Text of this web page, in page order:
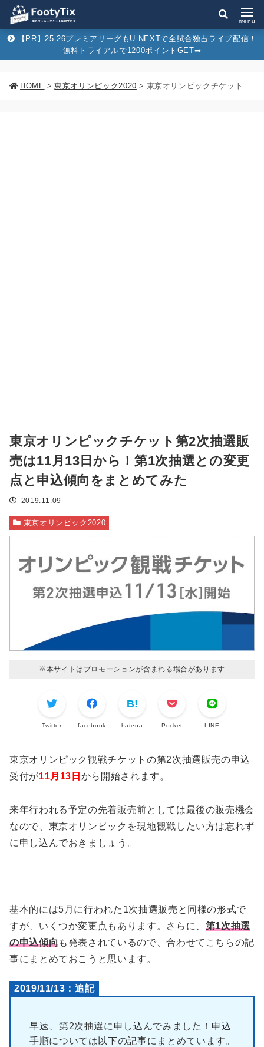
menu
【PR】25-26プレミアリーグもU-NEXTで全試合独占ライブ配信！
無料トライアルで1200ポイントGET➡︎
HOME > 東京オリンピック2020 > 東京オリンピックチケット第2次抽選販売は11月13日から！第1次抽選との変更点と申込傾向をまとめてみた
東京オリンピックチケット第2次抽選販
売は11月13日から！第1次抽選との変更
点と申込傾向をまとめてみた
2019.11.09
東京オリンピック2020
※本サイトはプロモーションが含まれる場合があります
Twitter facebook hatena Pocket LINE
東京オリンピック観戦チケットの第2次抽選販売の申込
受付が11月13日 から開始されます。
来年行われる予定の先着販売前としては最後の販売機会
なので、東京オリンピックを現地観戦したい方は忘れず
に申し込んでおきましょう。
基本的には5月に行われた1次抽選販売と同様の形式で
すが、いくつか変更点もあります。さらに、 第1次抽選
の申込傾向も発表されているので、合わせてこちらの記
事にまとめておこうと思います。
2019/11/13：追記
早速、第2次抽選に申し込んでみました！申込
手順については以下の記事にまとめています。